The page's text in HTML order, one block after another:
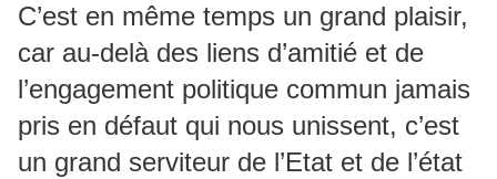
C’est en même temps un grand plaisir,
car au-delà des liens d’amitié et de
l’engagement politique commun jamais
pris en défaut qui nous unissent, c’est
un grand serviteur de l’Etat et de l’état